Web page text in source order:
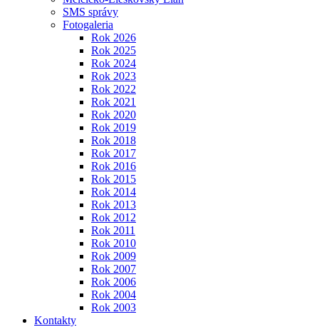
SMS správy
Fotogaleria
Rok 2026
Rok 2025
Rok 2024
Rok 2023
Rok 2022
Rok 2021
Rok 2020
Rok 2019
Rok 2018
Rok 2017
Rok 2016
Rok 2015
Rok 2014
Rok 2013
Rok 2012
Rok 2011
Rok 2010
Rok 2009
Rok 2007
Rok 2006
Rok 2004
Rok 2003
Kontakty